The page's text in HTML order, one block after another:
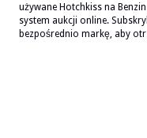
używane Hotchkiss na
system aukcji online.
bezpośrednio markę, aby